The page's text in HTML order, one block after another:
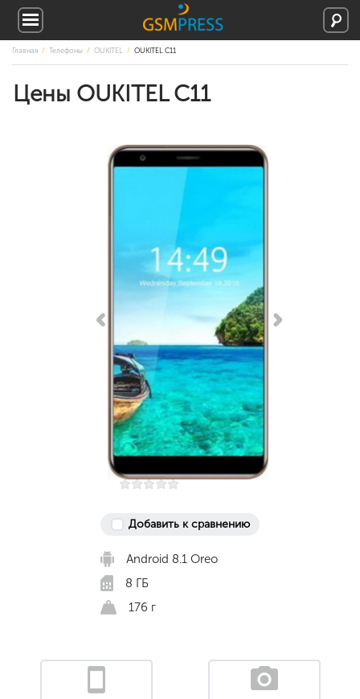
Главная Телефоны OUKITEL OUKITEL C11
Цены OUKITEL C11
Добавить к сравнению
Android 8.1 Oreo
8 ГБ
176 г